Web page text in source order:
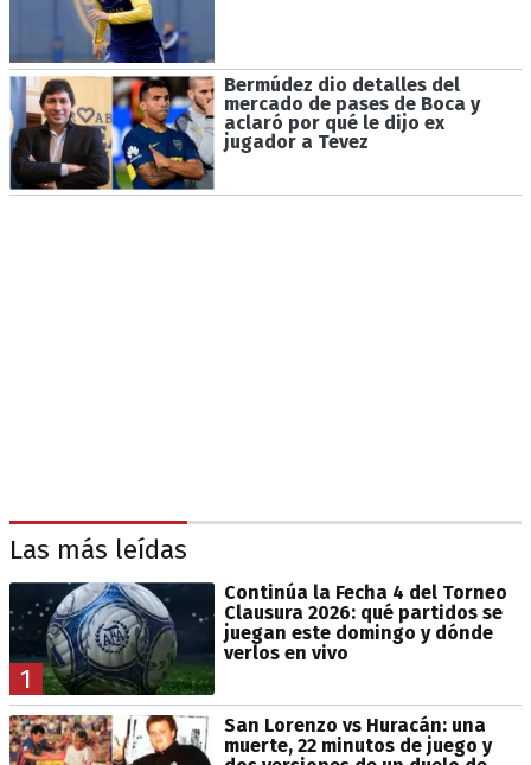
Bermúdez dio detalles del
mercado de pases de Boca y
aclaró por qué le dijo ex
jugador a Tevez
Las más leídas
1
Continúa la Fecha 4 del Torneo
Clausura 2026: qué partidos se
juegan este domingo y dónde
verlos en vivo
San Lorenzo vs Huracán: una
muerte, 22 minutos de juego y